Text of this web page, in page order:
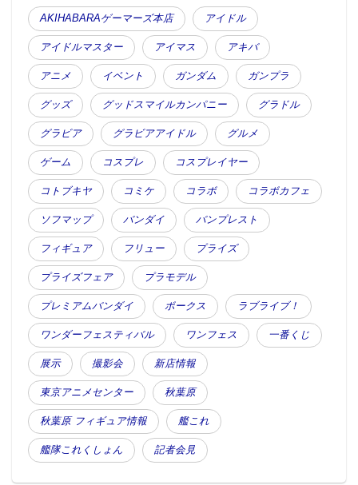
AKIHABARAゲーマーズ本店 アイドル
アイドルマスター アイマス アキバ
アニメ イベント ガンダム ガンプラ
グッズ グッドスマイルカンパニー グラドル
グラビア グラビアアイドル グルメ
ゲーム コスプレ コスプレイヤー
コトブキヤ コミケ コラボ コラボカフェ
ソフマップ バンダイ バンプレスト
フィギュア フリュー プライズ
プライズフェア プラモデル
プレミアムバンダイ ボークス ラブライブ！
ワンダーフェスティバル ワンフェス 一番くじ
展示 撮影会 新店情報
東京アニメセンター 秋葉原
秋葉原 フィギュア情報 艦これ
艦隊これくしょん 記者会見